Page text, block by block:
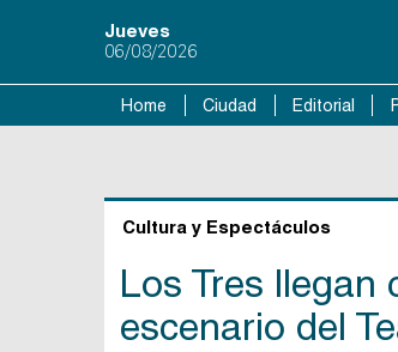
Jueves
06/08/2026
Home Ciudad Editorial
Cultura y Espectáculos
Los Tres llegan
escenario del